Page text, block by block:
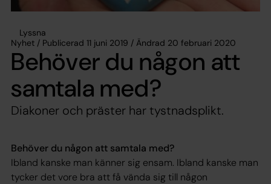
Lyssna
Nyhet / Publicerad 11 juni 2019 / Ändrad 20 februari 2020
Behöver du någon att
samtala med?
Diakoner och präster har tystnadsplikt.
Behöver du någon att samtala med?
Ibland kanske man känner sig ensam. Ibland kanske man
tycker det vore bra att få vända sig till någon